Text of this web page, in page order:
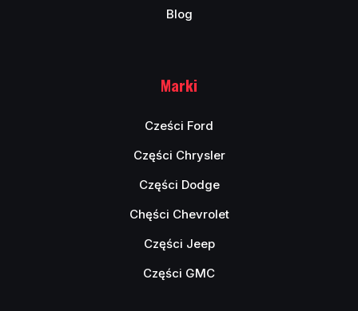
Blog
Marki
Cześci Ford
Części Chrysler
Części Dodge
Chęści Chevrolet
Części Jeep
Części GMC